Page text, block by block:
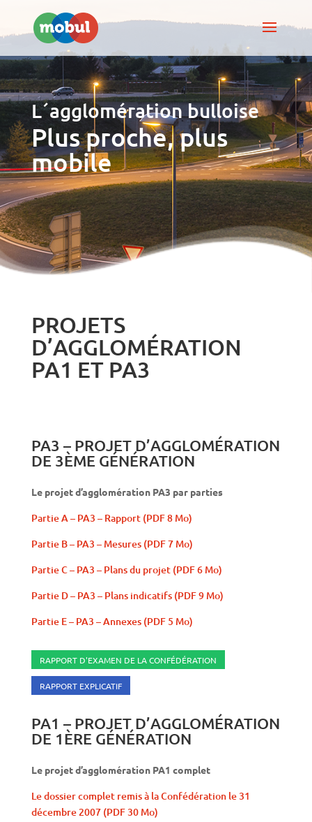
L´agglomération bulloise
Plus proche, plus
mobile
PROJETS
D’AGGLOMÉRATION
PA1 ET PA3
PA3 – PROJET D’AGGLOMÉRATION
DE 3ÈME GÉNÉRATION
Le projet d’agglomération PA3 par parties
Partie A – PA3 – Rapport (PDF 8 Mo)
Partie B – PA3 – Mesures (PDF 7 Mo)
Partie C – PA3 – Plans du projet (PDF 6 Mo)
Partie D – PA3 – Plans indicatifs (PDF 9 Mo)
Partie E – PA3 – Annexes (PDF 5 Mo)
RAPPORT D'EXAMEN DE LA CONFÉDÉRATION
RAPPORT EXPLICATIF
PA1 – PROJET D’AGGLOMÉRATION
DE 1ÈRE GÉNÉRATION
Le projet d’agglomération PA1 complet
Le dossier complet remis à la Confédération le 31
décembre 2007 (PDF 30 Mo)